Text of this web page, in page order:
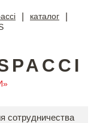
каталог
сотрудничества